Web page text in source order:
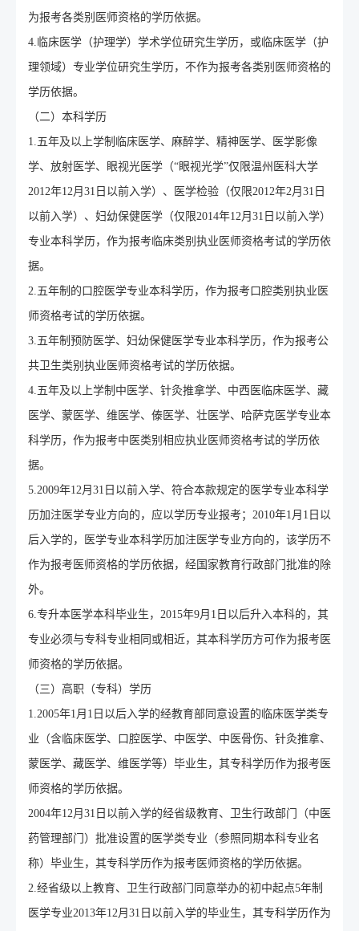
为报考各类别医师资格的学历依据。
4.临床医学（护理学）学术学位研究生学历，或临床医学（护
理领域）专业学位研究生学历，不作为报考各类别医师资格的
学历依据。
（二）本科学历
1.五年及以上学制临床医学、麻醉学、精神医学、医学影像
学、放射医学、眼视光医学（“眼视光学”仅限温州医科大学
2012年12月31日以前入学）、医学检验（仅限2012年2月31日
以前入学）、妇幼保健医学（仅限2014年12月31日以前入学）
专业本科学历，作为报考临床类别执业医师资格考试的学历依
据。
2.五年制的口腔医学专业本科学历，作为报考口腔类别执业医
师资格考试的学历依据。
3.五年制预防医学、妇幼保健医学专业本科学历，作为报考公
共卫生类别执业医师资格考试的学历依据。
4.五年及以上学制中医学、针灸推拿学、中西医临床医学、藏
医学、蒙医学、维医学、傣医学、壮医学、哈萨克医学专业本
科学历，作为报考中医类别相应执业医师资格考试的学历依
据。
5.2009年12月31日以前入学、符合本款规定的医学专业本科学
历加注医学专业方向的，应以学历专业报考；2010年1月1日以
后入学的，医学专业本科学历加注医学专业方向的，该学历不
作为报考医师资格的学历依据，经国家教育行政部门批准的除
外。
6.专升本医学本科毕业生，2015年9月1日以后升入本科的，其
专业必须与专科专业相同或相近，其本科学历方可作为报考医
师资格的学历依据。
（三）高职（专科）学历
1.2005年1月1日以后入学的经教育部同意设置的临床医学类专
业（含临床医学、口腔医学、中医学、中医骨伤、针灸推拿、
蒙医学、藏医学、维医学等）毕业生，其专科学历作为报考医
师资格的学历依据。
2004年12月31日以前入学的经省级教育、卫生行政部门（中医
药管理部门）批准设置的医学类专业（参照同期本科专业名
称）毕业生，其专科学历作为报考医师资格的学历依据。
2.经省级以上教育、卫生行政部门同意举办的初中起点5年制
医学专业2013年12月31日以前入学的毕业生，其专科学历作为